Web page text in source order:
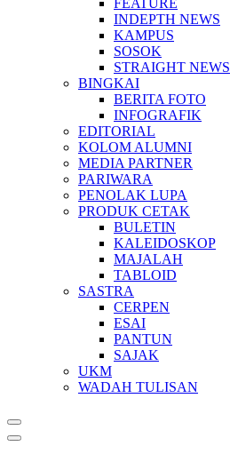
FEATURE
INDEPTH NEWS
KAMPUS
SOSOK
STRAIGHT NEWS
BINGKAI
BERITA FOTO
INFOGRAFIK
EDITORIAL
KOLOM ALUMNI
MEDIA PARTNER
PARIWARA
PENOLAK LUPA
PRODUK CETAK
BULETIN
KALEIDOSKOP
MAJALAH
TABLOID
SASTRA
CERPEN
ESAI
PANTUN
SAJAK
UKM
WADAH TULISAN